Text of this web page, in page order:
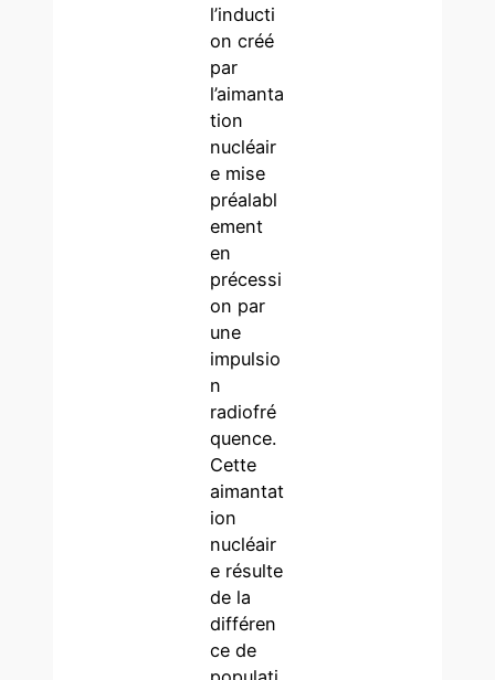
l’inducti
on créé
par
l’aimanta
tion
nucléair
e mise
préalabl
ement
en
précessi
on par
une
impulsio
n
radiofré
quence.
Cette
aimantat
ion
nucléair
e résulte
de la
différen
ce de